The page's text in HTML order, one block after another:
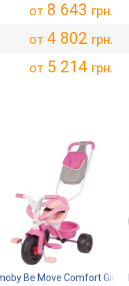
от8 643 грн.
от4 802 грн.
от5 214 грн.
18Be Move Comfort Girl